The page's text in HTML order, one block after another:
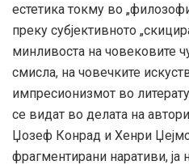
естетика токму во
преку субјективното
минливоста на човековите
смисла, на човечките
импресионизмот во
се видат во делата на
Џозеф Конрад и Хенри
фрагментирани наративи, ја